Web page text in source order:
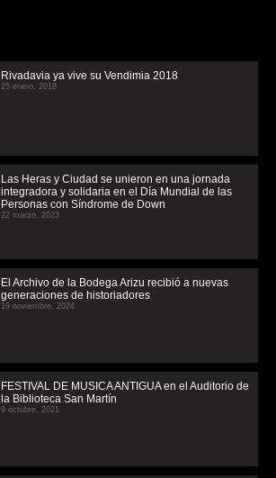
Rivadavia ya vive su Vendimia 2018
25 enero, 2018
Las Heras y Ciudad se unieron en una jornada
integradora y solidaria en el Día Mundial de las
Personas con Síndrome de Down
22 marzo, 2023
El Archivo de la Bodega Arizu recibió a nuevas
generaciones de historiadores
19 noviembre, 2024
FESTIVAL DE MUSICA ANTIGUA en el Auditorio de
la Biblioteca San Martín
9 octubre, 2021